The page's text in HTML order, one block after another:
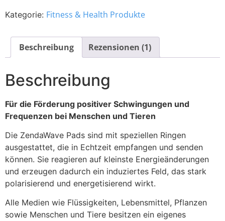
Kategorie: Fitness & Health Produkte
Beschreibung Rezensionen (1)
Beschreibung
Für die Förderung positiver Schwingungen und
Frequenzen bei Menschen und Tieren
Die ZendaWave Pads sind mit speziellen Ringen
ausgestattet, die in Echtzeit empfangen und senden
können. Sie reagieren auf kleinste Energieänderungen
und erzeugen dadurch ein induziertes Feld, das stark
polarisierend und energetisierend wirkt.
Alle Medien wie Flüssigkeiten, Lebensmittel, Pflanzen
sowie Menschen und Tiere besitzen ein eigenes